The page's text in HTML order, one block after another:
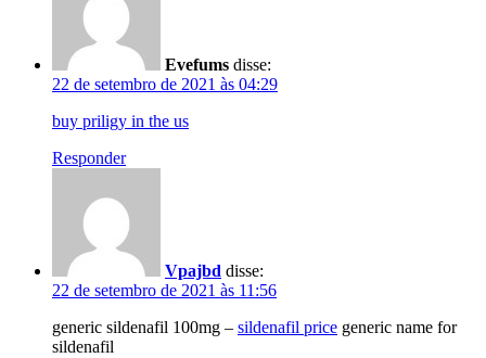
Evefums disse:
22 de setembro de 2021 às 04:29
buy priligy in the us
Responder
Vpajbd disse:
22 de setembro de 2021 às 11:56
generic sildenafil 100mg – sildenafil price generic name for
sildenafil